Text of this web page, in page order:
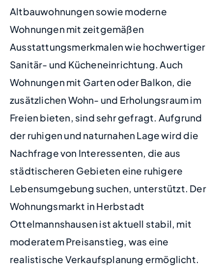
Altbauwohnungen sowie moderne
Wohnungen mit zeitgemäßen
Ausstattungsmerkmalen wie hochwertiger
Sanitär- und Kücheneinrichtung. Auch
Wohnungen mit Garten oder Balkon, die
zusätzlichen Wohn- und Erholungsraum im
Freien bieten, sind sehr gefragt. Aufgrund
der ruhigen und naturnahen Lage wird die
Nachfrage von Interessenten, die aus
städtischeren Gebieten eine ruhigere
Lebensumgebung suchen, unterstützt. Der
Wohnungsmarkt in Herbstadt
Ottelmannshausen ist aktuell stabil, mit
moderatem Preisanstieg, was eine
realistische Verkaufsplanung ermöglicht.